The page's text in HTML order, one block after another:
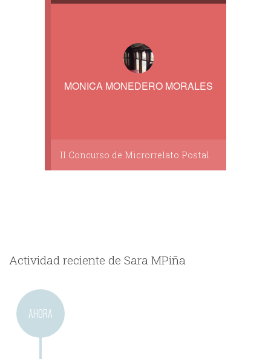
MONICA MONEDERO MORALES
II Concurso de Microrrelato Postal
Actividad reciente de Sara MPiña
AHORA